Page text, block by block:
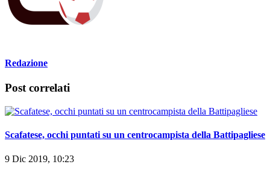
Redazione
Post correlati
Scafatese, occhi puntati su un centrocampista della Battipagliese
9 Dic 2019, 10:23